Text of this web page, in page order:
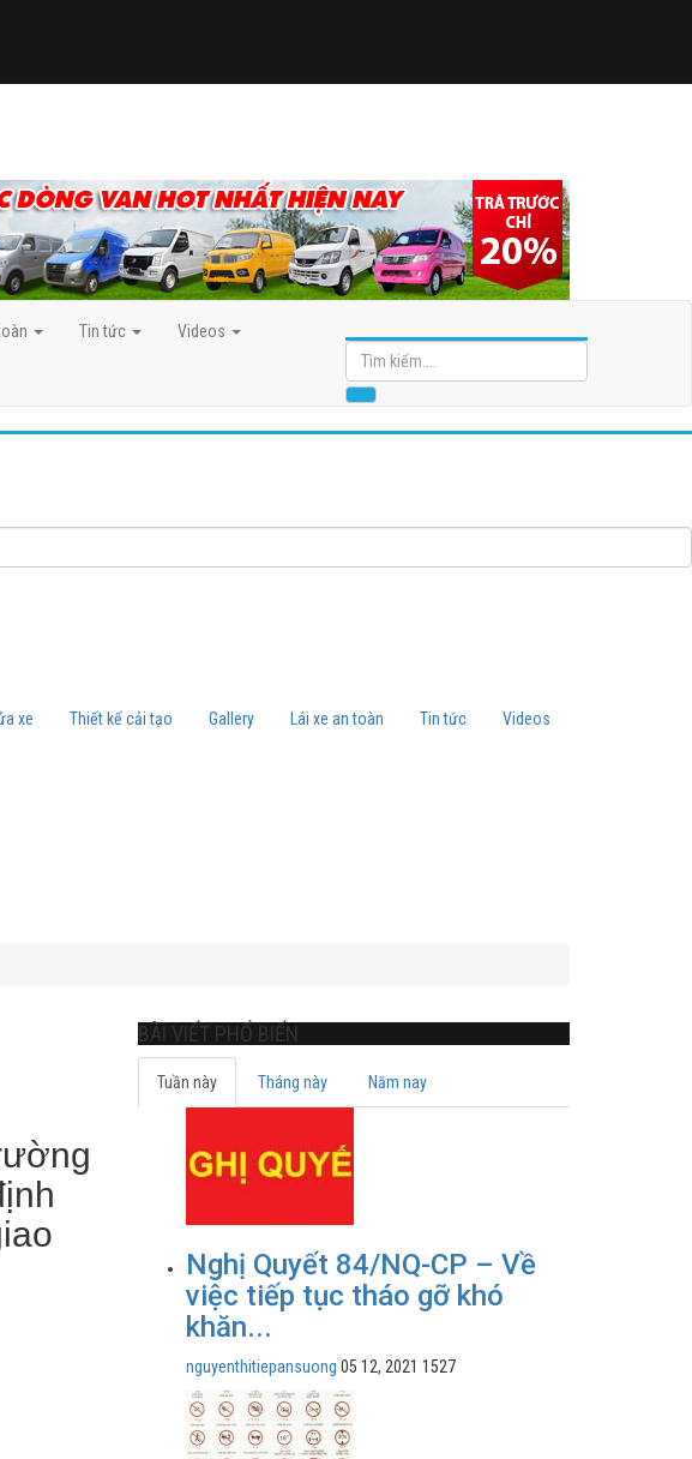
Tin tức Videos
xe Thiết kế cải tạo Gallery Lái xe an toàn Tin tức Videos
BÀI VIẾT PHỔ BIẾN
Tuần này Tháng này Năm nay
Nghị Quyết 84/NQ-CP – Về
việc tiếp tục tháo gỡ khó
khăn...
nguyenthitiepansuong 05 12, 2021 1527